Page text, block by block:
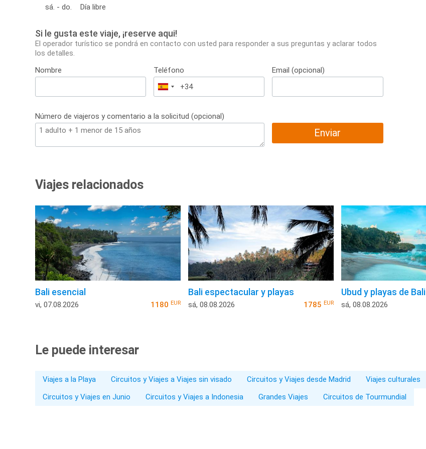
sá. - do.
Día libre
Si le gusta este viaje, ¡reserve aqui!
El operador turístico se pondrá en contacto con usted para responder a sus preguntas y aclarar todos
los detalles.
Nombre
Teléfono
España
+34
Email (opcional)
Número de viajeros y comentario a la solicitud (opcional)
Enviar
Viajes relacionados
Bali esencial
vi, 07.08.2026 1180 EUR
Bali espectacular y playas
sá, 08.08.2026 1785 EUR
Ubud y playas de Bali
sá, 08.08.2026
Le puede interesar
Viajes a la Playa Circuitos y Viajes a Viajes sin visado Circuitos y Viajes desde Madrid Viajes culturales
Circuitos y Viajes en Junio
Circuitos y Viajes a Indonesia Grandes Viajes Circuitos de Tourmundial